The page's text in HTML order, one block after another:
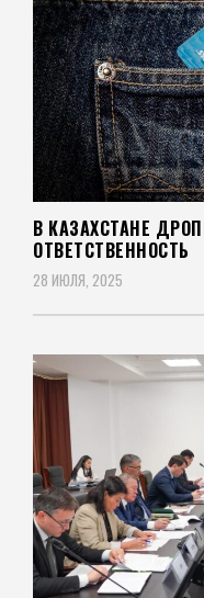
В КАЗАХСТАНЕ
ОТВЕТСТВЕННОСТЬ
28 ИЮЛЯ, 2025